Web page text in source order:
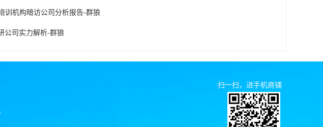
训机构暗访公司分析报告-群狼
公司实力解析-群狼
扫一扫，进手机商铺